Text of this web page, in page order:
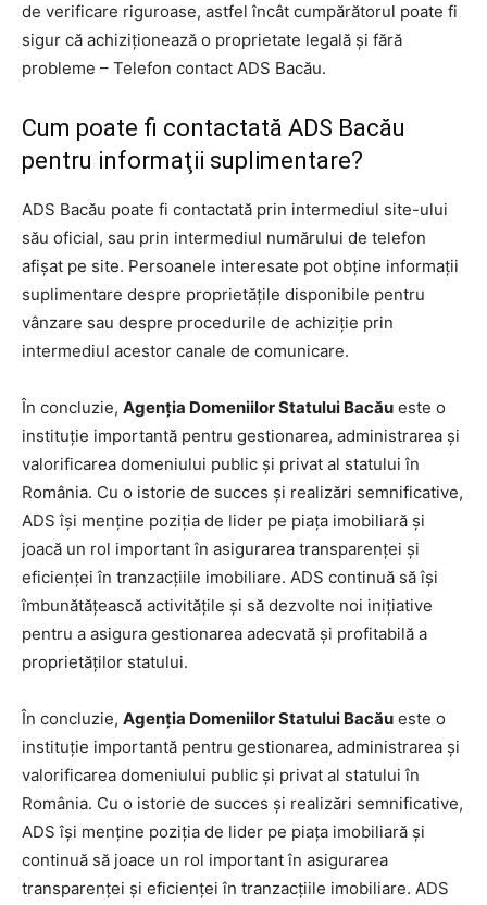
de verificare riguroase, astfel încât cumpărătorul poate fi
sigur că achiziţionează o proprietate legală şi fără
probleme – Telefon contact ADS Bacău.
Cum poate fi contactată ADS Bacău
pentru informaţii suplimentare?
ADS Bacău poate fi contactată prin intermediul site-ului
său oficial, sau prin intermediul numărului de telefon
afişat pe site. Persoanele interesate pot obţine informaţii
suplimentare despre proprietăţile disponibile pentru
vânzare sau despre procedurile de achiziţie prin
intermediul acestor canale de comunicare.
În concluzie, Agenţia Domeniilor Statului Bacău este o
instituţie importantă pentru gestionarea, administrarea şi
valorificarea domeniului public şi privat al statului în
România. Cu o istorie de succes şi realizări semnificative,
ADS îşi menţine poziţia de lider pe piaţa imobiliară şi
joacă un rol important în asigurarea transparenţei şi
eficienţei în tranzacţiile imobiliare. ADS continuă să îşi
îmbunătăţească activităţile şi să dezvolte noi iniţiative
pentru a asigura gestionarea adecvată şi profitabilă a
proprietăţilor statului.
În concluzie, Agenţia Domeniilor Statului Bacău este o
instituţie importantă pentru gestionarea, administrarea şi
valorificarea domeniului public şi privat al statului în
România. Cu o istorie de succes şi realizări semnificative,
ADS îşi menţine poziţia de lider pe piaţa imobiliară şi
continuă să joace un rol important în asigurarea
transparenţei şi eficienţei în tranzacţiile imobiliare. ADS